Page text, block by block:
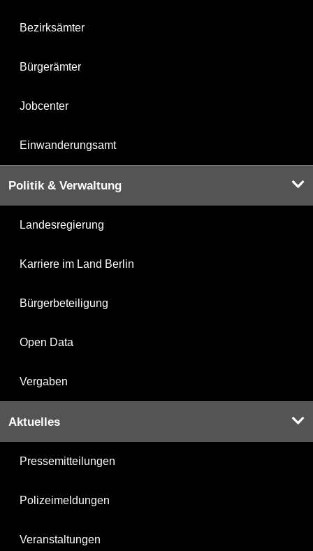
Bezirksämter
Bürgerämter
Jobcenter
Einwanderungsamt
Politik & Verwaltung
Landesregierung
Karriere im Land Berlin
Bürgerbeteiligung
Open Data
Vergaben
Aktuelles
Pressemitteilungen
Polizeimeldungen
Veranstaltungen